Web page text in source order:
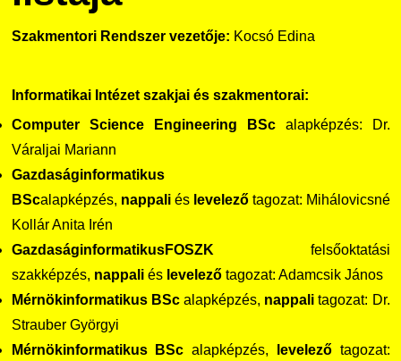
Szakmentori Rendszer vezetője: Kocsó Edina
Informatikai Intézet szakjai és szakmentorai:
Computer Science Engineering BSc alapképzés: Dr.
Váraljai Mariann
Gazdaságinformatikus
BScalapképzés, nappaliés levelezőtagozat: Mihálovicsné
Kollár Anita Irén
GazdaságinformatikusFOSZK felsőoktatási
szakképzés, nappaliés levelezőtagozat: Adamcsik János
Mérnökinformatikus BSc alapképzés, nappali tagozat: Dr.
Strauber Györgyi
Mérnökinformatikus BSc alapképzés, levelezőtagozat: